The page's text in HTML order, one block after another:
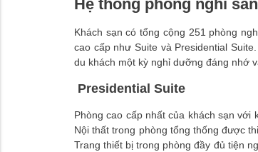
Hệ thống phòng nghỉ
Khách sạn có tổng cộng 251 phòng
cao cấp như Suite và Presidential
du khách một kỳ nghỉ dưỡng đáng nhớ
Presidential Suite
Phòng cao cấp nhất của khách sạn
Nội thất trong phòng tổng thống được
Trang thiết bị trong phòng đầy đủ tiện